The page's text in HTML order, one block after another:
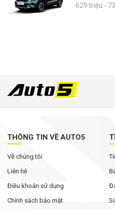
629 triệu -
THÔNG TIN VỀ AUTO5
Về chúng tôi
Liên hệ
Điều khoản sử dụng
Chính sách bảo mật